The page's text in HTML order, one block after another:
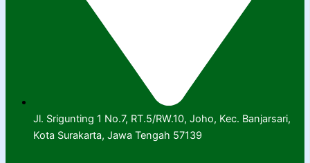
Jl. Srigunting 1 No.7, RT.5/RW.10, Joho, Kec. Banjarsari,
Kota Surakarta, Jawa Tengah 57139